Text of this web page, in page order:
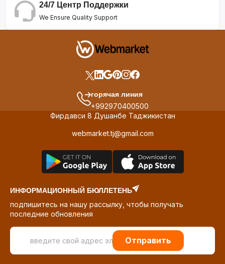
24/7 Центр Поддержки
We Ensure Quality Support
горячая линия
+992970400500
Фирдавси 8 Душанбе Таджикистан
webmarket.tj@gmail.com
ИНФОРМАЦИОННЫЙ БЮЛЛЕТЕНЬ
подпишитесь на нашу рассылку, чтобы получать
последние обновления
Отправить